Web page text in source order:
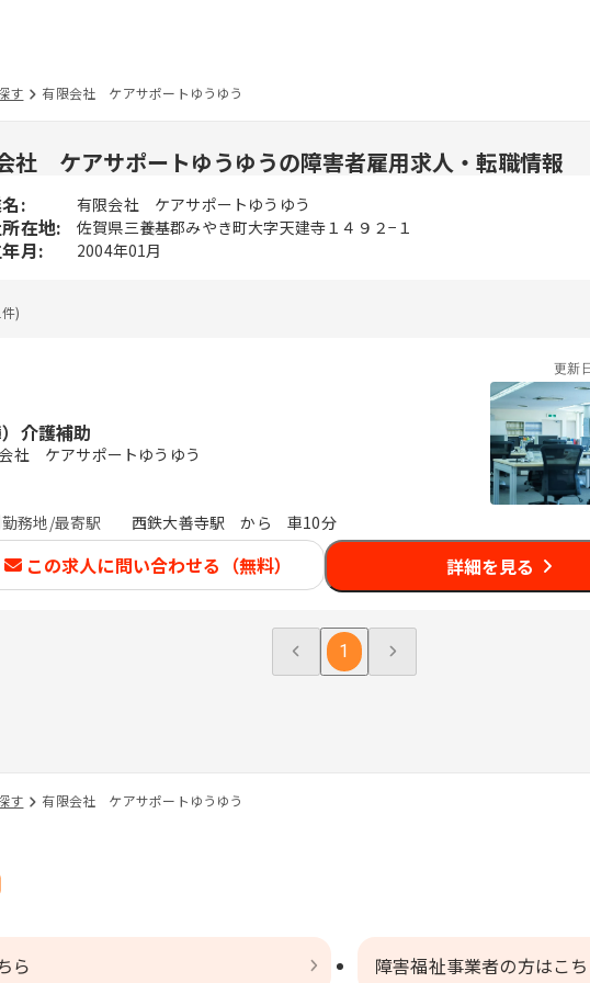
す 有限会社 ケアサポートゆうゆう
社 ケアサポートゆうゆうの障害者雇用求人・転職情報
: 有限会社 ケアサポートゆうゆう
在地: 佐賀県三養基郡みやき町大字天建寺１４９２−１
月: 2004年01月
件)
更新
）介護補助
社 ケアサポートゆうゆう
勤務地/最寄駅 西鉄大善寺駅 から 車10分
この求人に問い合わせる（無料） 詳細を見る
1
す 有限会社 ケアサポートゆうゆう
ら 障害福祉事業者の方はこ